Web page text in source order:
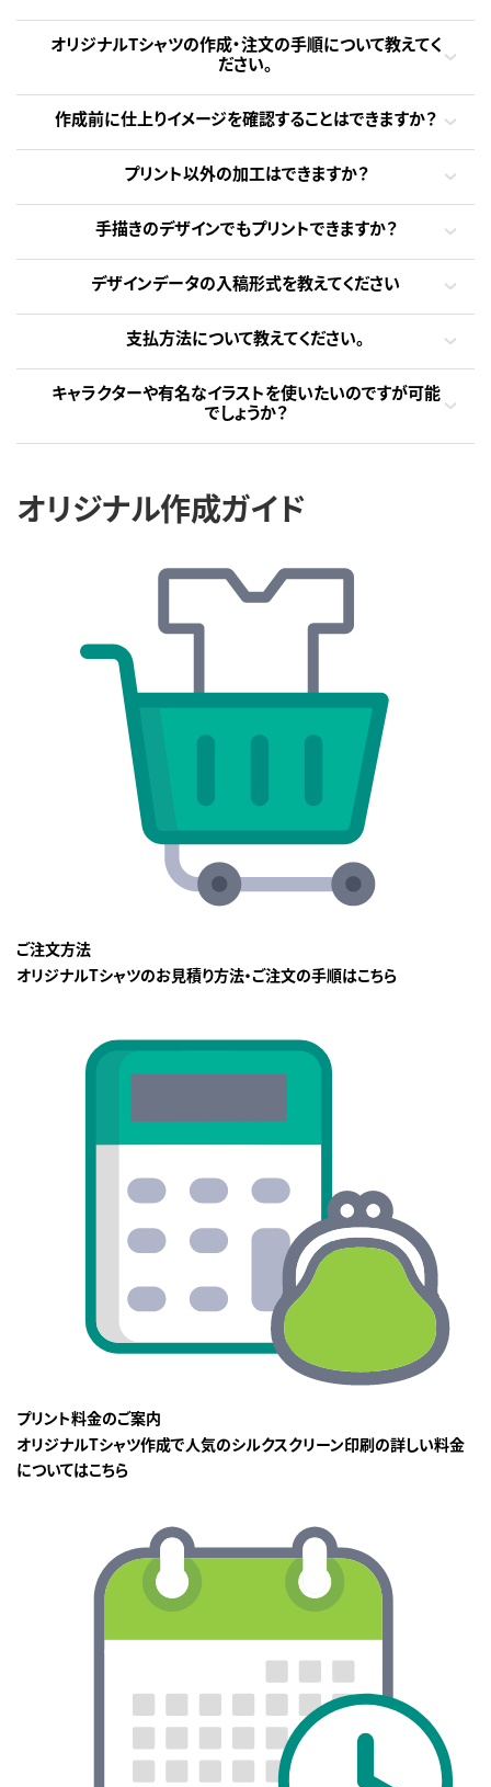
オリジナルTシャツの作成・注文の手順について教えてく
ださい。
作成前に仕上りイメージを確認することはできますか？
プリント以外の加工はできますか？
手描きのデザインでもプリントできますか？
デザインデータの入稿形式を教えてください
支払方法について教えてください。
キャラクターや有名なイラストを使いたいのですが可能
でしょうか？
オリジナル作成ガイド
ご注文方法
オリジナルTシャツのお見積り方法・ご注文の手順はこちら
プリント料金のご案内
オリジナルTシャツ作成で人気のシルクスクリーン印刷の詳しい料金
についてはこちら